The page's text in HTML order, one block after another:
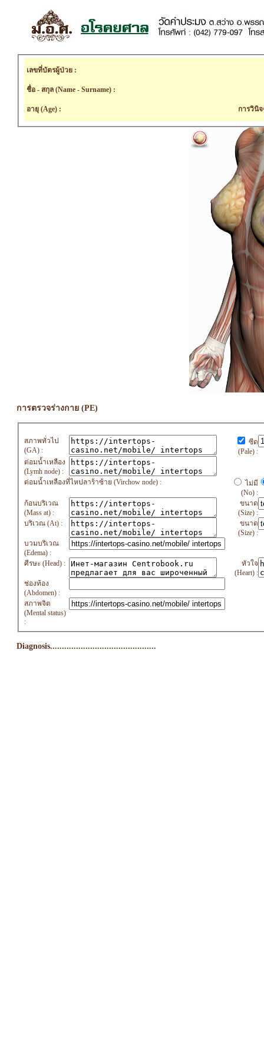
เลขที่บัตรผู้ป่วย :
ชื่อ - สกุล (Name - Surname) :
อายุ (Age) : การวินิ
การตรวจร่างกาย (PE)
สภาพทั่วไป
(GA) :
ซีด
(Pale) :
ต่อมน้ำเหลือง
(Lymh node) :
ต่อมน้ำเหลืองที่ไหปลาร้าซ้าย (Virchow node) :
ไม่มี
(No) :
ก้อนบริเวณ
(Mass at) :
ขนาด
(Size) :
บริเวณ (At) :
ขนาด
(Size) :
บวมบริเวณ
(Edema) :
ศีรษะ (Head) :
หัวใจ
(Heart) :
ช่องท้อง
(Abdomen) :
สภาพจิต
(Mental status)
:
Diagnosis.............................................